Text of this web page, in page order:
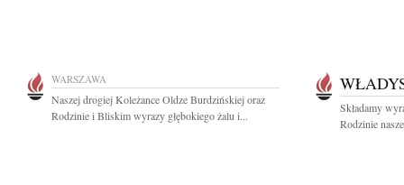
WARSZAWA
Naszej drogiej Koleżance Oldze Burdzińskiej oraz
Rodzinie i Bliskim wyrazy głębokiego żalu i...
Składamy
Rodzinie